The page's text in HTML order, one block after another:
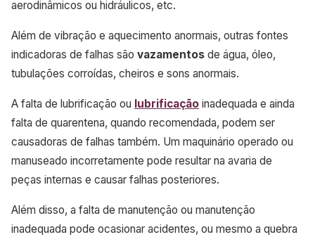
aerodinâmicos ou hidráulicos, etc.
Além de vibração e aquecimento anormais, outras fontes
indicadoras de falhas são vazamentos de água, óleo,
tubulações corroídas, cheiros e sons anormais.
A falta de lubrificação ou lubrificação inadequada e ainda
falta de quarentena, quando recomendada, podem ser
causadoras de falhas também. Um maquinário operado ou
manuseado incorretamente pode resultar na avaria de
peças internas e causar falhas posteriores.
Além disso, a falta de manutenção ou manutenção
inadequada pode ocasionar acidentes, ou mesmo a quebra